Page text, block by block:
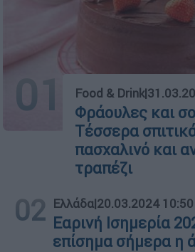
01 Food & Drink|
Φράουλες και
Τέσσερα
πασχαλινό και
τραπέζι
02 Ελλάδα|20.03.2024 10:50
Εαρινή Ισημερία
επίσημα σήμερα η